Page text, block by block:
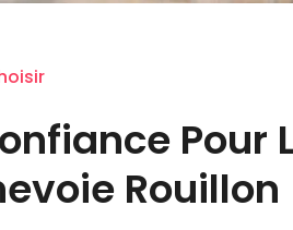
Pour
Rouillon